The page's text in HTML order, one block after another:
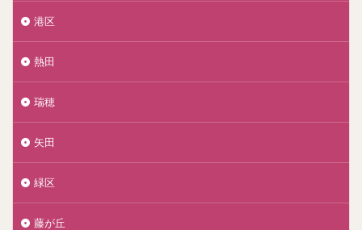
港区
熱田
瑞穂
矢田
緑区
藤が丘